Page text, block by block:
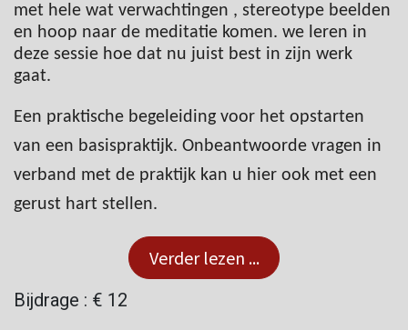
met hele wat verwachtingen , stereotype beelden
en hoop naar de meditatie komen. we leren in
deze sessie hoe dat nu juist best in zijn werk
gaat.
Een praktische begeleiding voor het opstarten
van een basispraktijk. Onbeantwoorde vragen in
verband met de praktijk kan u hier ook met een
gerust hart stellen.
Verder lezen ...
Bijdrage : € 12